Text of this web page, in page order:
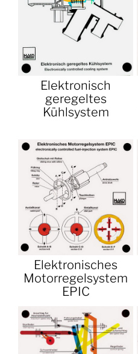
Elektronisch
geregeltes
Kühlsystem
Elektronisches
Motorregelsystem
EPIC